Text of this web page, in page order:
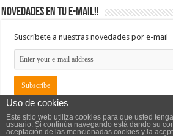
Novedades en tu e-mail!!
Suscríbete a nuestras novedades por e-mail
Uso de cookies
Este sitio web utiliza cookies para que usted
usuario. Si continúa navegando está dando su
aceptación de las mencionadas cookies y la